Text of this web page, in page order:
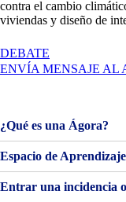
contra el cambio
viviendas y diseño de
DEBATE
GREEN
ECO-
Y
DISEÑO
SOSTENIBLE
ENVÍA MENSAJE AL
¿Qué es una Ágora?
Espacio de
Entrar una incidencia